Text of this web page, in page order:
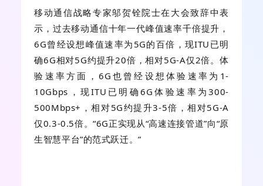
移动通信战略专家邬贺铨院士在大会致辞中表
示，过去移动通信十年一代峰值速率千倍提升，
6G曾经设想峰值速率为5G的百倍，现ITU已明
确6G相对5G约提升20倍，相对5G-A仅2倍。体
验速率方面，6G也曾经设想体验速率为1-
10Gbps，现ITU已明确6G体验速率为300-
500Mbps+，相对5G约提升3-5倍，相对5G-A
仅0.3-0.5倍。“6G正实现从“高速连接管道”向“原
生智慧平台”的范式跃迁。”